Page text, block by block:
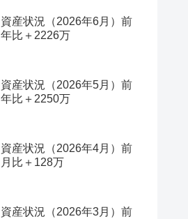
資産状況（2026年6月）前
年比＋2226万
資産状況（2026年5月）前
年比＋2250万
資産状況（2026年4月）前
月比＋128万
資産状況（2026年3月）前